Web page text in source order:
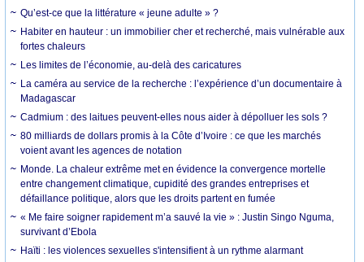
Qu’est-ce que la littérature « jeune adulte » ?
Habiter en hauteur : un immobilier cher et recherché, mais vulnérable aux
fortes chaleurs
Les limites de l’économie, au-delà des caricatures
La caméra au service de la recherche : l’expérience d’un documentaire à
Madagascar
Cadmium : des laitues peuvent-elles nous aider à dépolluer les sols ?
80 milliards de dollars promis à la Côte d’Ivoire : ce que les marchés
voient avant les agences de notation
Monde. La chaleur extrême met en évidence la convergence mortelle
entre changement climatique, cupidité des grandes entreprises et
défaillance politique, alors que les droits partent en fumée
« Me faire soigner rapidement m’a sauvé la vie » : Justin Singo Nguma,
survivant d’Ebola
Haïti : les violences sexuelles s'intensifient à un rythme alarmant